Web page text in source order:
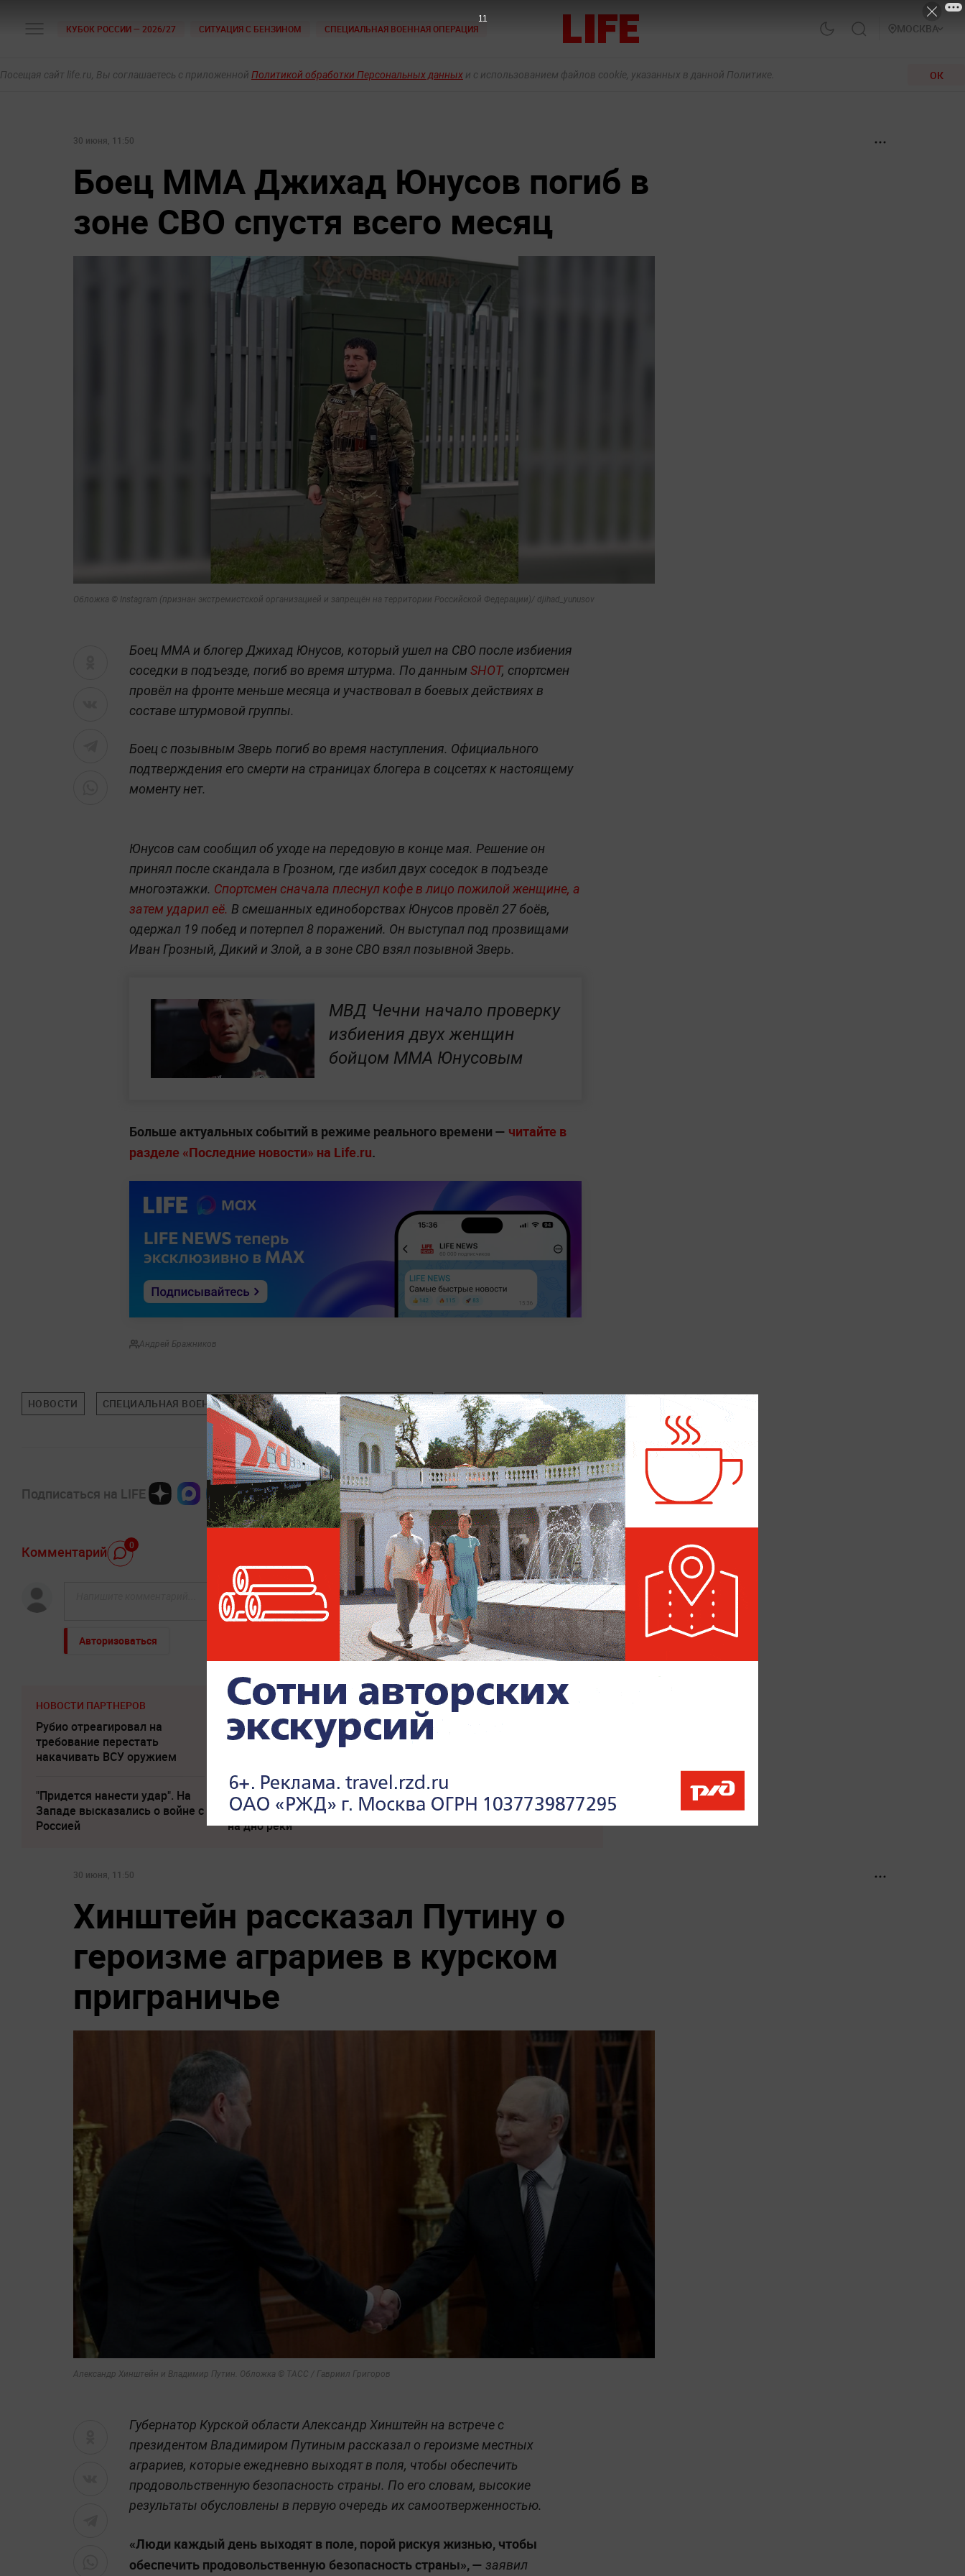
КУБОК РОССИИ — 2026/27 СИТУАЦИЯ С БЕНЗИНОМ СПЕЦИАЛЬНАЯ ВОЕННАЯ ОПЕРАЦИЯ МОСКВА
Посещая сайт life.ru, Вы соглашаетесь с приложенной Политикой обработки Персональных данных и с использованием файлов cookie, указанных в данной Политике. ОК
30 июня, 11:50
Боец ММА Джихад Юнусов погиб в
зоне СВО спустя всего месяц
Обложка © Instagram (признан экстремистской организацией и запрещён на территории Российской Федерации)/ djihad_yunusov
Боец ММА и блогер Джихад Юнусов, который ушел на СВО после избиения
соседки в подъезде, погиб во время штурма. По данным SHOT, спортсмен
провёл на фронте меньше месяца и участвовал в боевых действиях в
составе штурмовой группы.
Боец с позывным Зверь погиб во время наступления. Официального
подтверждения его смерти на страницах блогера в соцсетях к настоящему
моменту нет.
Юнусов сам сообщил об уходе на передовую в конце мая. Решение он
принял после скандала в Грозном, где избил двух соседок в подъезде
многоэтажки. Спортсмен сначала плеснул кофе в лицо пожилой женщине, а
затем ударил её. В смешанных единоборствах Юнусов провёл 27 боёв,
одержал 19 побед и потерпел 8 поражений. Он выступал под прозвищами
Иван Грозный, Дикий и Злой, а в зоне СВО взял позывной Зверь.
МВД Чечни начало проверку
избиения двух женщин
бойцом ММА Юнусовым
Больше актуальных событий в режиме реального времени — читайте в
разделе «Последние новости» на Life.ru.
Андрей Бражников
НОВОСТИ СПЕЦИАЛЬНАЯ ВОЕННАЯ ОПЕРАЦИЯ (СВО) ТОЛЬКО НА LIFE ПРОИСШЕСТВИЯ
Подписаться на LIFE
Комментарий 0
Авторизоваться
НОВОСТИ ПАРТНЕРОВ
Рубио отреагировал на
требование перестать
накачивать ВСУ оружием
Песков: СВО может
завершиться в ближайшие
Украина осталась без топлива
и моря
"Придется нанести удар". На
Западе высказались о войне с
Россией
Неизвестное существо
утащило 15-летнего рыбака
на дно реки
Киев обречён: особые войска
зашли в Чернигов
30 июня, 11:50
Хинштейн рассказал Путину о
героизме аграриев в курском
приграничье
Александр Хинштейн и Владимир Путин. Обложка © ТАСС / Гавриил Григоров
Губернатор Курской области Александр Хинштейн на встрече с
президентом Владимиром Путиным рассказал о героизме местных
аграриев, которые ежедневно выходят в поля, чтобы обеспечить
продовольственную безопасность страны. По его словам, высокие
результаты обусловлены в первую очередь их самоотверженностью.
«Люди каждый день выходят в поле, порой рискуя жизнью, чтобы
обеспечить продовольственную безопасность страны», — заявил
10